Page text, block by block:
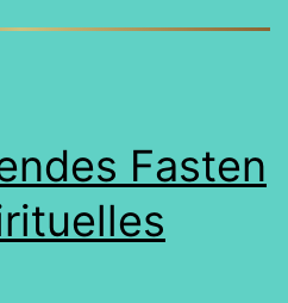
Fasten